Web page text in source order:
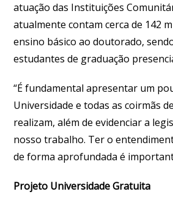
atuação das Instituições
atualmente contam cerca de 142
ensino básico ao doutorado,
estudantes de graduação
“É fundamental apresentar um
Universidade e todas as coirmãs
realizam, além de evidenciar a
nosso trabalho. Ter o
de forma aprofundada é
Projeto Universidade Gratuita